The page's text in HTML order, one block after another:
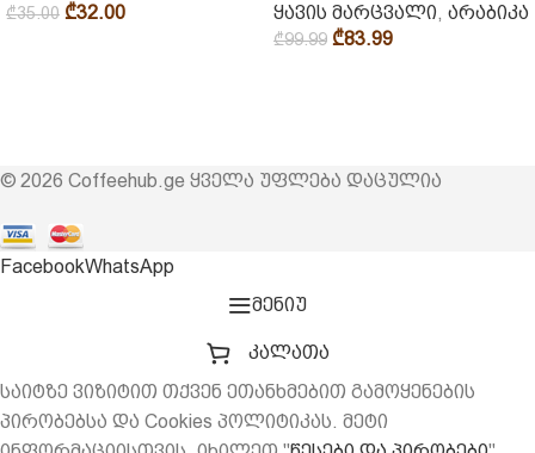
₾35.00 ₾32.00 ყავის მარცვალი, არაბიკა
₾99.99 ₾83.99
© 2026 Coffeehub.ge ყველა უფლება დაცულია
FacebookWhatsApp
მენიუ
კალათა
საიტზე ვიზიტით თქვენ ეთანხმებით გამოყენების
პირობებსა და Cookies პოლიტიკას. მეტი